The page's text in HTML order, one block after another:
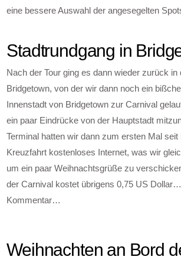
eine bessere Auswahl der angesegelten
Stadtrundgang in
Nach der Tour ging es dann wieder zurück in
Bridgetown, von der wir dann noch ein
Innenstadt von Bridgetown zur Carnival
ein paar Eindrücke von der Hauptstadt
Terminal hatten wir dann zum ersten Mal seit
Kreuzfahrt kostenloses Internet, was wir
um ein paar Weihnachtsgrüße zu
der Carnival kostet übrigens 0,75 US
Kommentar…
Weihnachten an Bord